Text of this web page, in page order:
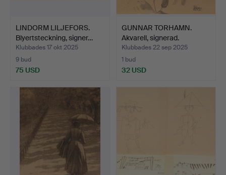
LINDORM LILJEFORS.
Blyertsteckning, signer…
Klubbades 17 okt 2025
9 bud
75 USD
GUNNAR TORHAMN.
Akvarell, signerad.
Klubbades 22 sep 2025
1 bud
32 USD